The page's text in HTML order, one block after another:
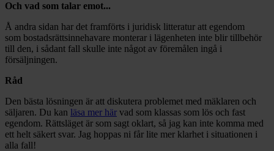
Och vad som talar emot...
Å andra sidan har det framförts i juridisk litteratur att egendom
som bostadsrättsinnehavare monterar i lägenheten inte blir tillbehör
till den, i sådant fall skulle inte något av föremålen ingå i
försäljningen.
Råd
Den bästa lösningen är att diskutera problemet med mäklaren och
säljaren. Du kan läsa mer här vad som klassas som lös och fast
egendom. Rättsläget är som sagt oklart, så jag kan inte komma med
ett helt säkert svar. Jag hoppas ni får lite mer klarhet i situationen i
alla fall!